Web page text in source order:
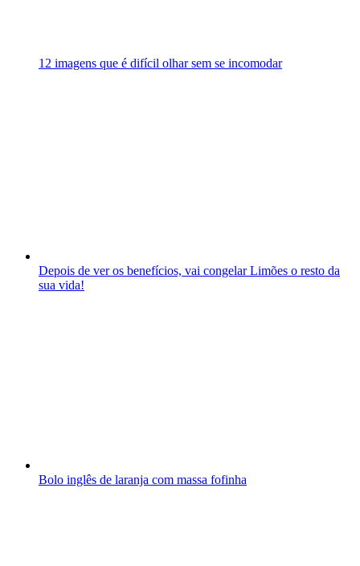
12 imagens que é difícil olhar sem se incomodar
Depois de ver os benefícios, vai congelar Limões o resto da
sua vida!
Bolo inglês de laranja com massa fofinha